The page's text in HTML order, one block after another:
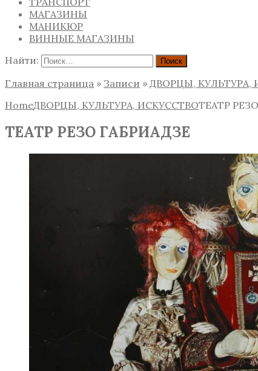
МАГАЗИНЫ
МАНИКЮР
ВИННЫЕ МАГАЗИНЫ
Найти:
Главная страница » Записи » ДВОРЦЫ, КУЛЬТУРА,
HomeДВОРЦЫ, КУЛЬТУРА, ИСКУССТВОТЕАТР
ТЕАТР РЕЗО ГАБРИАДЗЕ